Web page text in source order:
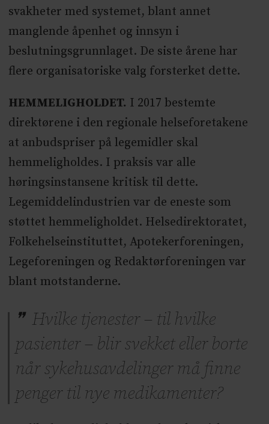
svakheter med systemet, blant annet
manglende åpenhet og innsyn i
beslutningsgrunnlaget. De siste årene har
flere organisatoriske valg forsterket dette.
HEMMELIGHOLDET. I 2017 bestemte
direktørene i den regionale helseforetakene
at anbudspriser på legemidler skal
hemmeligholdes. I praksis var alle
høringsinstansene kritisk til dette.
Legemiddelindustrien var de eneste som
støttet hemmeligholdet. Helsedirektoratet,
Folkehelseinstituttet, Apotekerforeningen,
Legeforeningen og Redaktørforeningen var
blant motstanderne.
Hvilke tjenester – til hvilke
pasienter – blir svekket eller borte
når sykehusavdelinger må finne
penger til nye medikamenter?